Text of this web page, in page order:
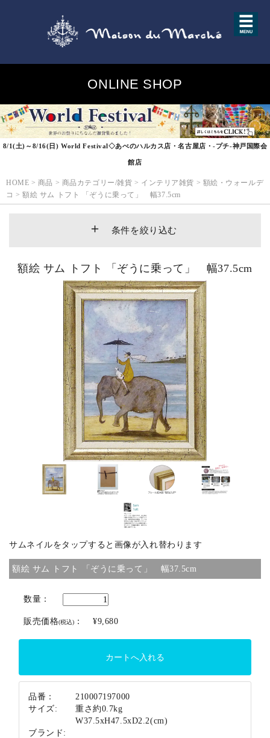
ONLINE SHOP
8/1(土)～8/16(日) World Festival◇あべのハルカス店・名古屋店・-プチ-神戸国際会
館店
HOME > 商品 > 商品カテゴリー/雑貨 > インテリア雑貨 > 額絵・ウォールデ
コ >額絵 サム トフト 「ぞうに乗って」 幅37.5cm
条件を絞り込む
ピックアップ商品
商品カテゴリー/家具
商品カテゴリー/雑貨
カラー
素材
ブランド
額絵 サム トフト 「ぞうに乗って」 幅37.5cm
サムネイルをタップすると画像が入れ替わります
額絵 サム トフト 「ぞうに乗って」 幅37.5cm
数量：
販売価格(税込) ： ¥9,680
品番：
210007197000
サイズ:
重さ約0.7kg
W37.5xH47.5xD2.2(cm)
ブランド: